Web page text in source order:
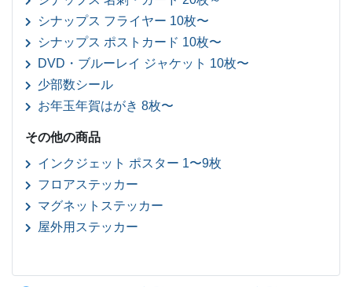
シナップス フライヤー 10枚〜
シナップス ポストカード 10枚〜
DVD・ブルーレイ ジャケット 10枚〜
少部数シール
お年玉年賀はがき 8枚〜
その他の商品
インクジェット ポスター 1〜9枚
フロアステッカー
マグネットステッカー
屋外用ステッカー